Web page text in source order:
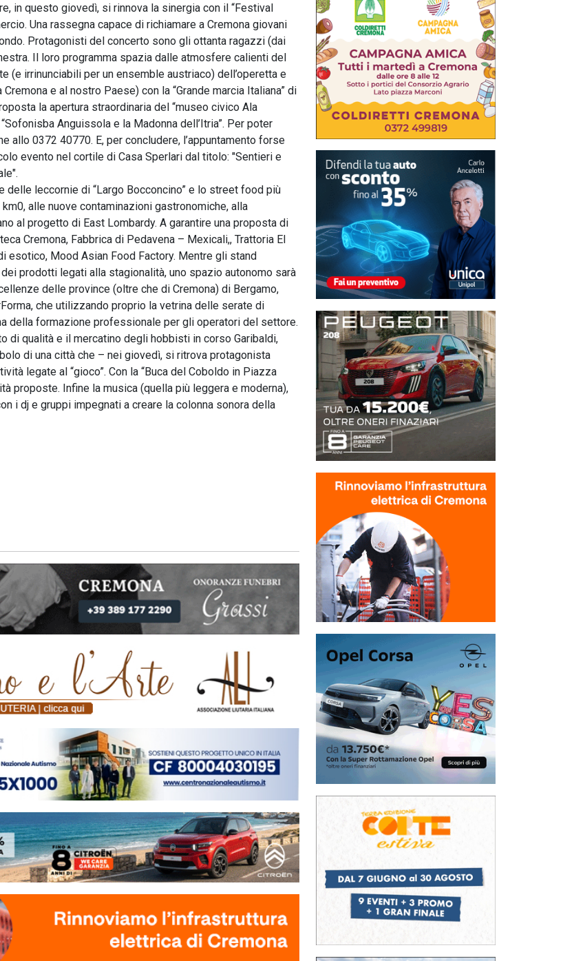
in questo giovedì, si rinnova la sinergia con il “Festival
Una rassegna capace di richiamare a Cremona giovani
Protagonisti del concerto sono gli ottanta ragazzi (dai
Il loro programma spazia dalle atmosfere calienti del
irrinunciabili per un ensemble austriaco) dell’operetta e
e al nostro Paese) con la “Grande marcia Italiana” di
la apertura straordinaria del “museo civico Ala
Anguissola e la Madonna dell’Itria”. Per poter
allo 0372 40770. E, per concludere, l’appuntamento forse
evento nel cortile di Casa Sperlari dal titolo: "Sentieri e
delle leccornie di “Largo Bocconcino” e lo street food più
alle nuove contaminazioni gastronomiche, alla
al progetto di East Lombardy. A garantire una proposta di
Cremona, Fabbrica di Pedavena – Mexicali,, Trattoria El
esotico, Mood Asian Food Factory. Mentre gli stand
prodotti legati alla stagionalità, uno spazio autonomo sarà
delle province (oltre che di Cremona) di Bergamo,
che utilizzando proprio la vetrina delle serate di
della formazione professionale per gli operatori del settore.
di qualità e il mercatino degli hobbisti in corso Garibaldi,
di una città che – nei giovedì, si ritrova protagonista
legate al “gioco”. Con la “Buca del Coboldo in Piazza
proposte. Infine la musica (quella più leggera e moderna),
i dj e gruppi impegnati a creare la colonna sonora della